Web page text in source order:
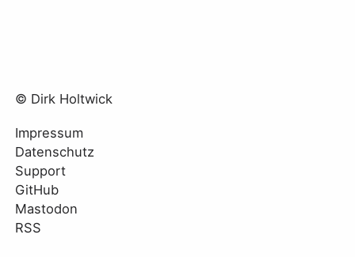
© Dirk Holtwick
Impressum
Datenschutz
Support
GitHub
Mastodon
RSS